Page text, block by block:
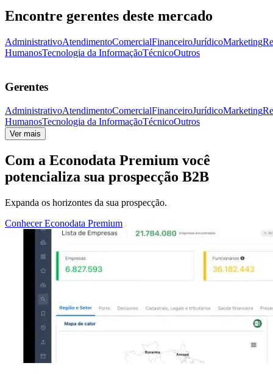
Encontre gerentes deste mercado
AdministrativoAtendimentoComercialFinanceiroJurídicoMarketing
HumanosTecnologia da InformaçãoTécnicoOutros
Gerentes
AdministrativoAtendimentoComercialFinanceiroJurídicoMarketing
HumanosTecnologia da InformaçãoTécnicoOutros
Ver mais
Com a Econodata Premium você
potencializa sua prospecção B2B
Expanda os horizontes da sua prospecção.
Conhecer Econodata Premium